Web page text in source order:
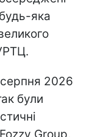
яка
серпня 2026
були
Group,